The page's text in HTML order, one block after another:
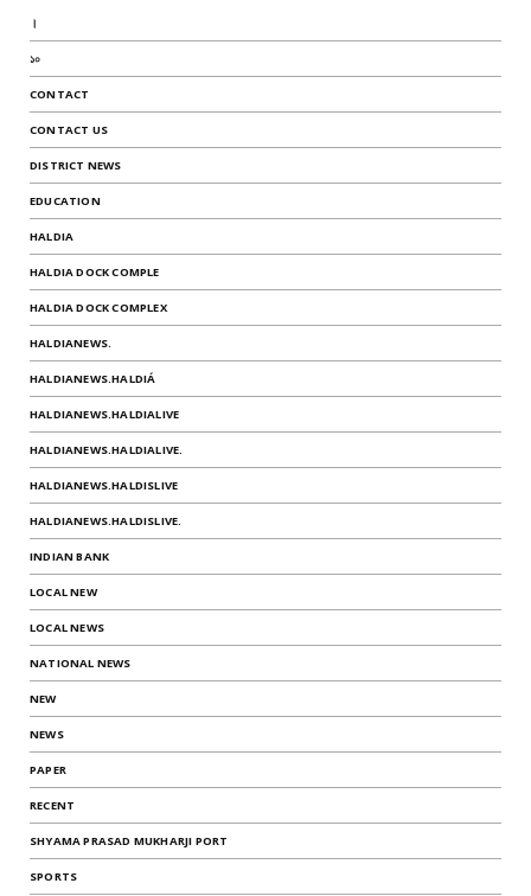
।
১০
CONTACT
CONTACT US
DISTRICT NEWS
EDUCATION
HALDIA
HALDIA DOCK COMPLE
HALDIA DOCK COMPLEX
HALDIANEWS.
HALDIANEWS.HALDIÁ
HALDIANEWS.HALDIALIVE
HALDIANEWS.HALDIALIVE.
HALDIANEWS.HALDISLIVE
HALDIANEWS.HALDISLIVE.
INDIAN BANK
LOCAL NEW
LOCAL NEWS
NATIONAL NEWS
NEW
NEWS
PAPER
RECENT
SHYAMA PRASAD MUKHARJI PORT
SPORTS